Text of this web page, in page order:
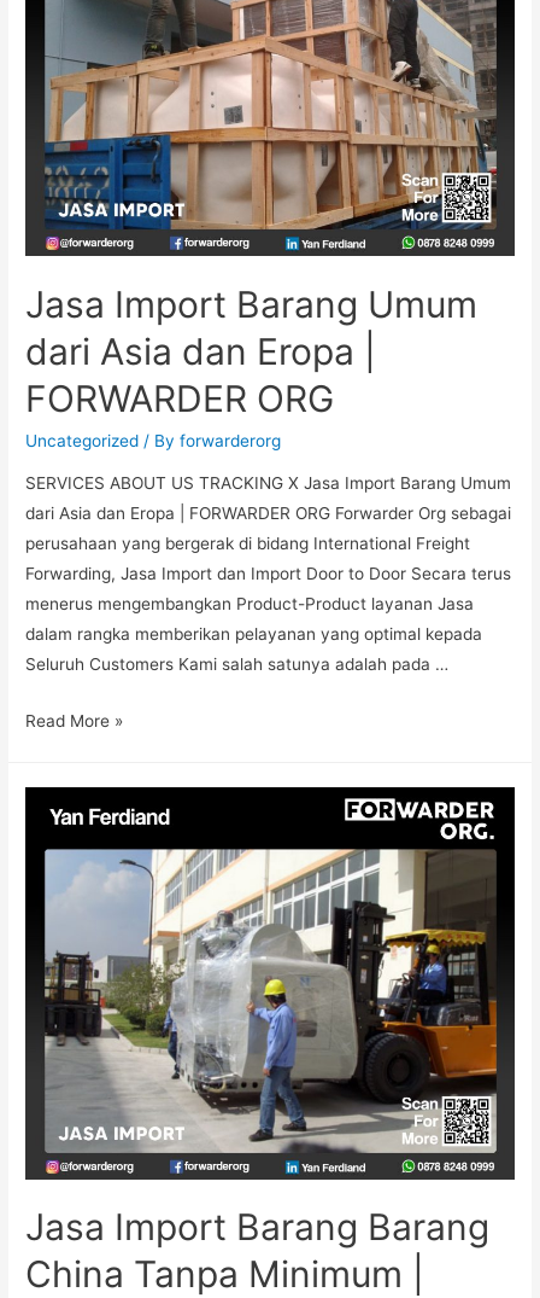
Jasa Import Barang Umum
dari Asia dan Eropa |
FORWARDER ORG
Uncategorized / Byforwarderorg
SERVICES ABOUT US TRACKING X Jasa Import Barang Umum
dari Asia dan Eropa | FORWARDER ORG Forwarder Org sebagai
perusahaan yang bergerak di bidang International Freight
Forwarding, Jasa Import dan Import Door to Door Secara terus
menerus mengembangkan Product-Product layanan Jasa
dalam rangka memberikan pelayanan yang optimal kepada
Seluruh Customers Kami salah satunya adalah pada …
Read More »
Jasa Import Barang Barang
China Tanpa Minimum |